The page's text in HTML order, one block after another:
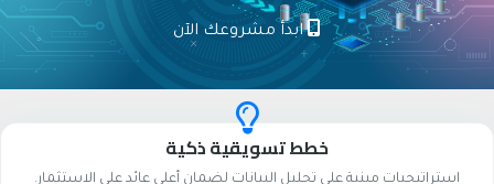
ابدأ مشروعك الآن
خطط تسويقية ذكية
استراتيجيات مبنية على تحليل البيانات لضمان أعلى عائد على الاستثمار.